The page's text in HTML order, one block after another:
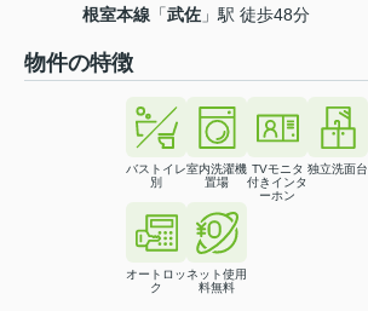
根室本線 「武佐 」駅 徒歩48分
物件の特徴
バストイレ
別
室内洗濯機
置場
TVモニタ
付きインタ
ーホン
独立洗面台
オートロッ
ク
ネット使用
料無料